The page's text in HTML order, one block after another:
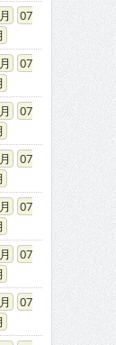
07
07
07
07
07
07
07